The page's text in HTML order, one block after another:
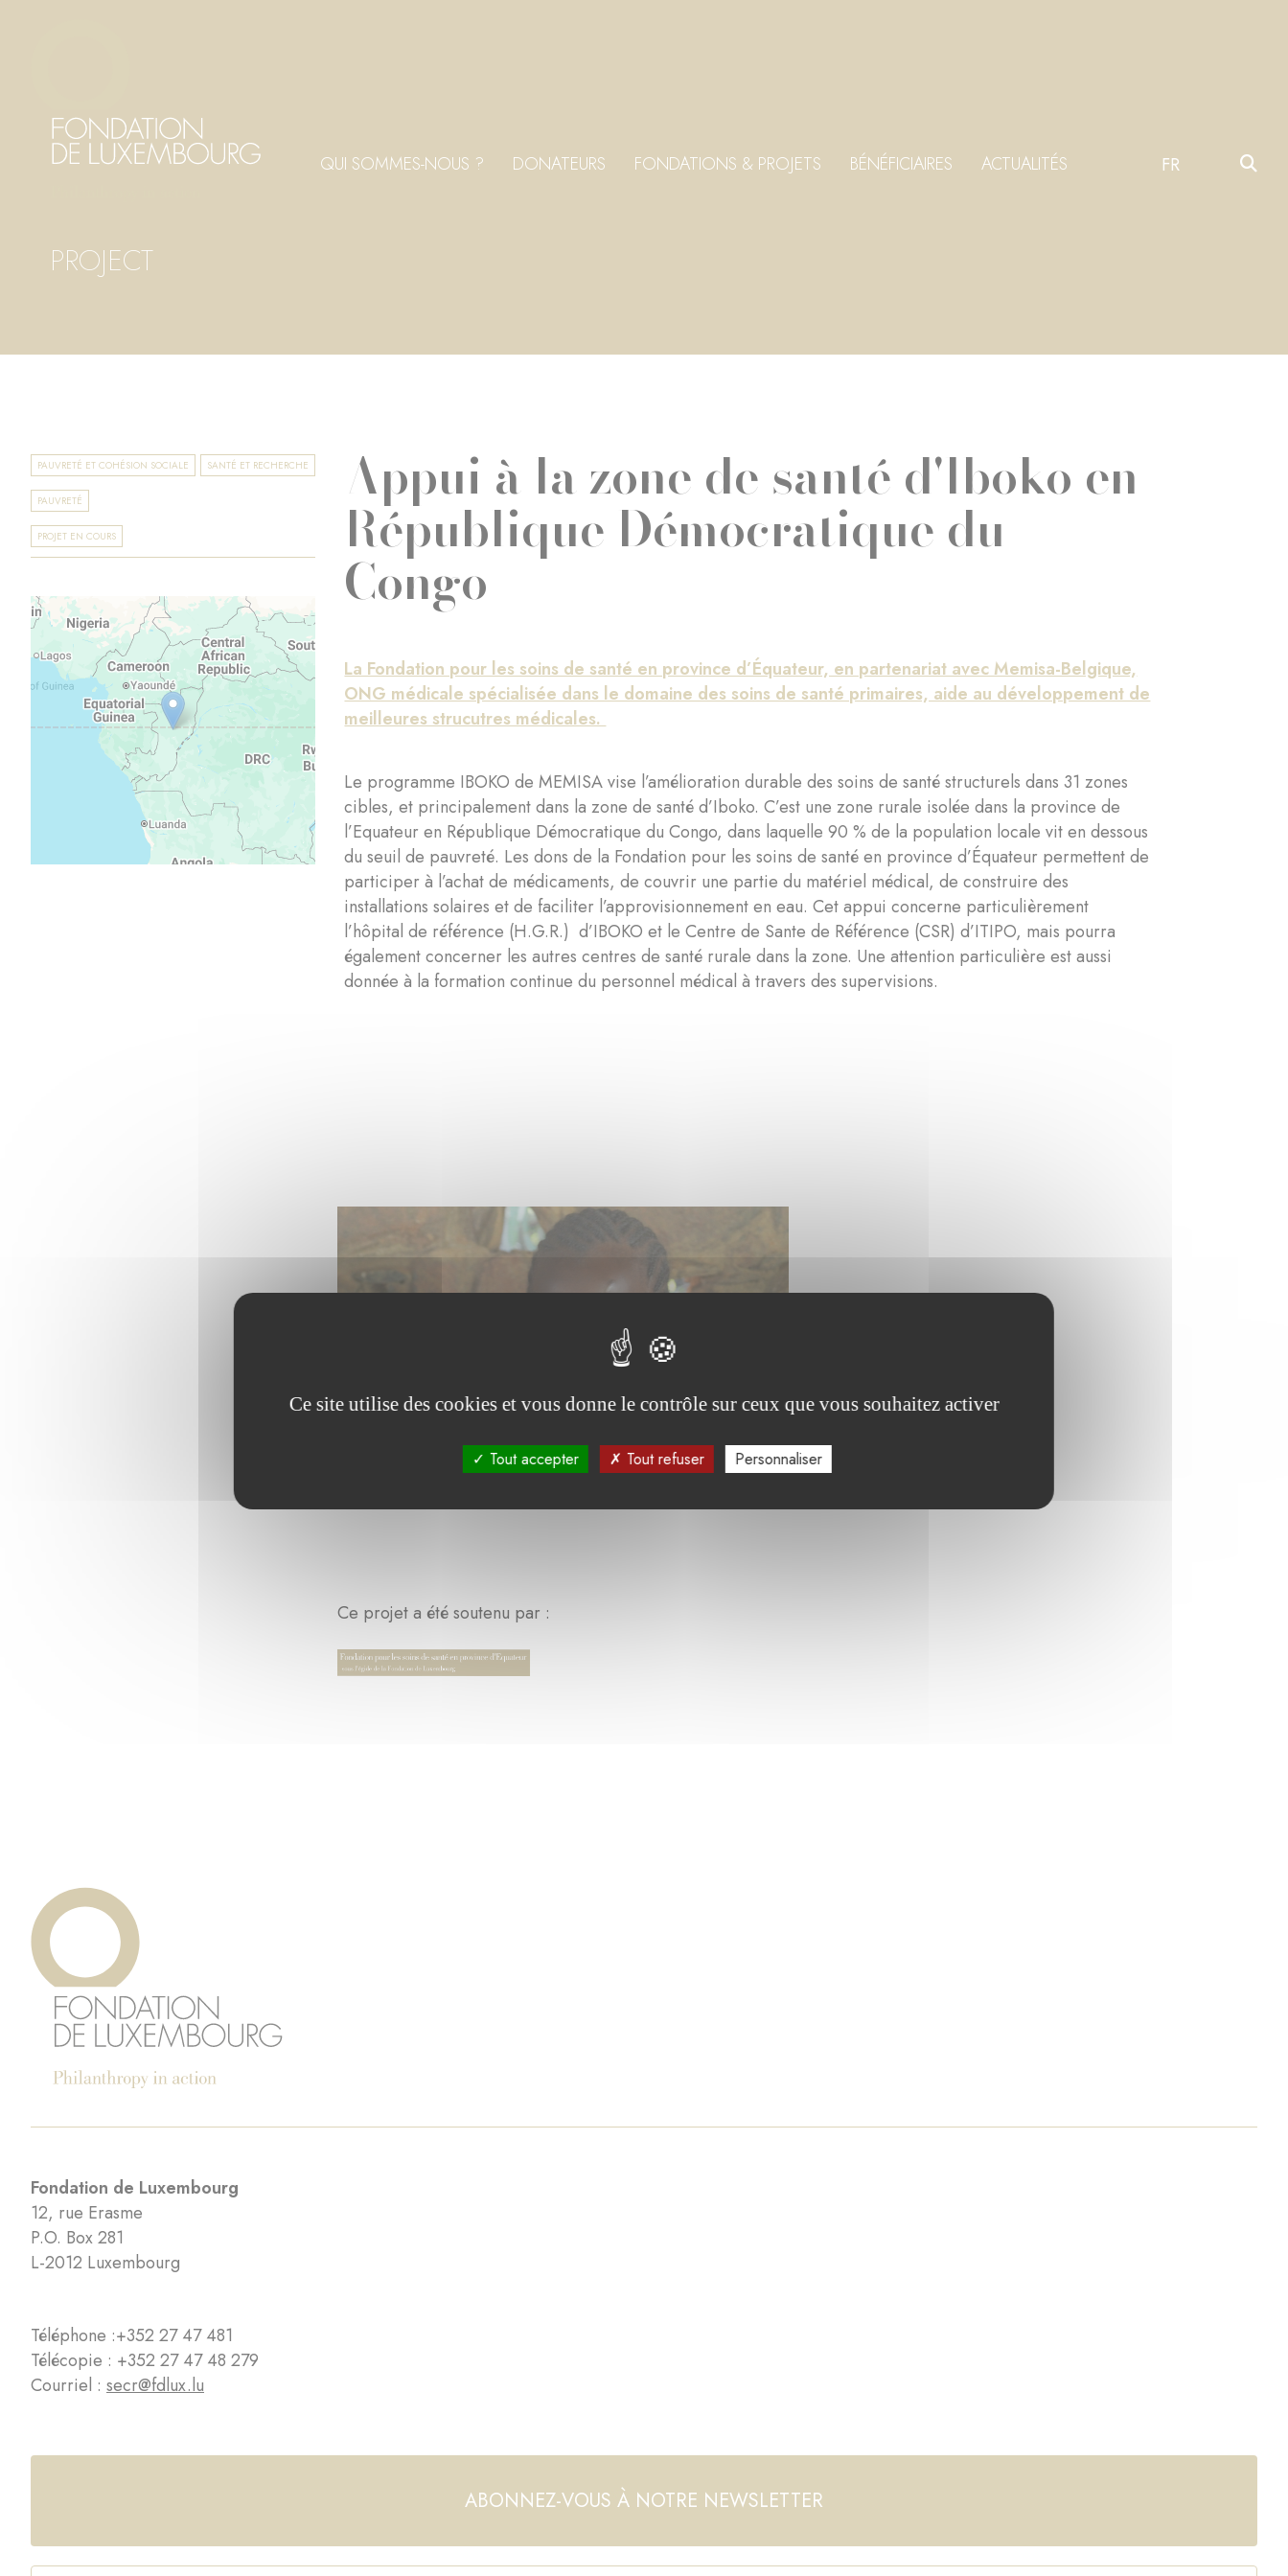
QUI SOMMES-NOUS ? DONATEURS FONDATIONS & PROJETS BÉNÉFICIAIRES ACTUALITÉS FR
PROJECT
PAUVRETÉ ET COHÉSION SOCIALE SANTÉ ET RECHERCHE
PAUVRETÉ
PROJET EN COURS
Appui à la zone de santé d'Iboko en
République Démocratique du
Congo
La Fondation pour les soins de santé en province d’Équateur, en partenariat avec Memisa-Belgique,
ONG médicale spécialisée dans le domaine des soins de santé primaires, aide au développement de
meilleures strucutres médicales.
Le programme IBOKO de MEMISA vise l’amélioration durable des soins de santé structurels dans 31 zones
cibles, et principalement dans la zone de santé d’Iboko. C’est une zone rurale isolée dans la province de
l’Equateur en République Démocratique du Congo, dans laquelle 90 % de la population locale vit en dessous
du seuil de pauvreté. Les dons de la Fondation pour les soins de santé en province d’Équateur permettent de
participer à l’achat de médicaments, de couvrir une partie du matériel médical, de construire des
installations solaires et de faciliter l’approvisionnement en eau. Cet appui concerne particulièrement
l’hôpital de référence (H.G.R.) d’IBOKO et le Centre de Sante de Référence (CSR) d’ITIPO, mais pourra
également concerner les autres centres de santé rurale dans la zone. Une attention particulière est aussi
donnée à la formation continue du personnel médical à travers des supervisions.
Ce projet a été soutenu par :
Fondation de Luxembourg
12, rue Erasme
P.O. Box 281
L-2012 Luxembourg
Téléphone :+352 27 47 481
Télécopie : +352 27 47 48 279
Courriel : secr@fdlux.lu
ABONNEZ-VOUS À NOTRE NEWSLETTER
Ce site utilise des cookies et vous donne le contrôle sur ceux que vous souhaitez activer
Tout accepter Tout refuser Personnaliser